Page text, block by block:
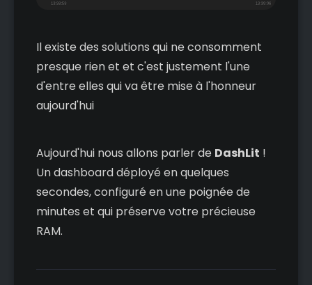
Il existe des solutions qui ne consomment
presque rien et et c'est justement l'une
d'entre elles qui va être mise à l'honneur
aujourd'hui
Aujourd'hui nous allons parler de DashLit !
Un dashboard déployé en quelques
secondes, configuré en une poignée de
minutes et qui préserve votre précieuse
RAM.